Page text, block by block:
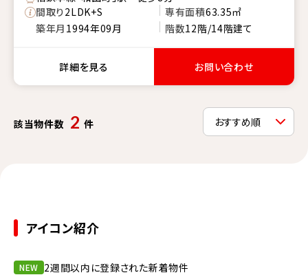
間取り2LDK+S 専有面積63.35㎡
築年月 1994年09月 階数12階/14階建て
詳細を見る お問い合わせ
該当物件数 2 件
アイコン紹介
NEW 2週間以内に登録された新着物件